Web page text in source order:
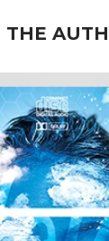
THE